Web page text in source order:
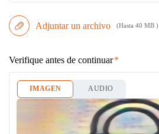
Adjuntar un archivo (Hasta 40 MB )
Verifique antes de continuar
IMAGEN AUDIO